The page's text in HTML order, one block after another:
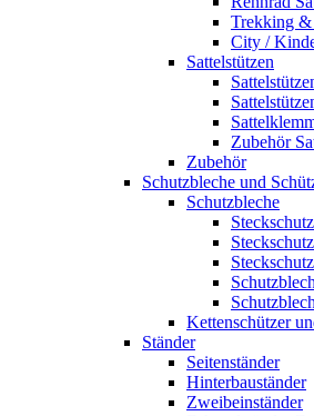
Trekking &
City /
Sattelstützen
Zubehör
Zubehör
Schutzbleche und
Schutzbleche
Kettenschützer
Ständer
Seitenständer
Hinterbauständer
Zweibeinständer